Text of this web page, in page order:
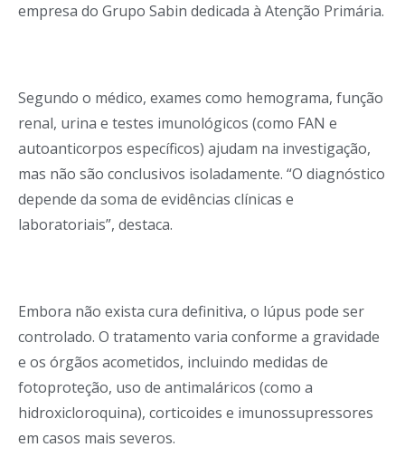
empresa do Grupo Sabin dedicada à Atenção Primária.
Segundo o médico, exames como hemograma, função
renal, urina e testes imunológicos (como FAN e
autoanticorpos específicos) ajudam na investigação,
mas não são conclusivos isoladamente. “O diagnóstico
depende da soma de evidências clínicas e
laboratoriais”, destaca.
Embora não exista cura definitiva, o lúpus pode ser
controlado. O tratamento varia conforme a gravidade
e os órgãos acometidos, incluindo medidas de
fotoproteção, uso de antimaláricos (como a
hidroxicloroquina), corticoides e imunossupressores
em casos mais severos.